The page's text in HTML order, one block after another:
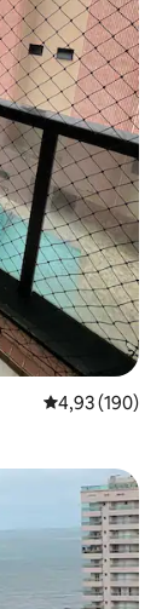
Средна
4,93 (190)